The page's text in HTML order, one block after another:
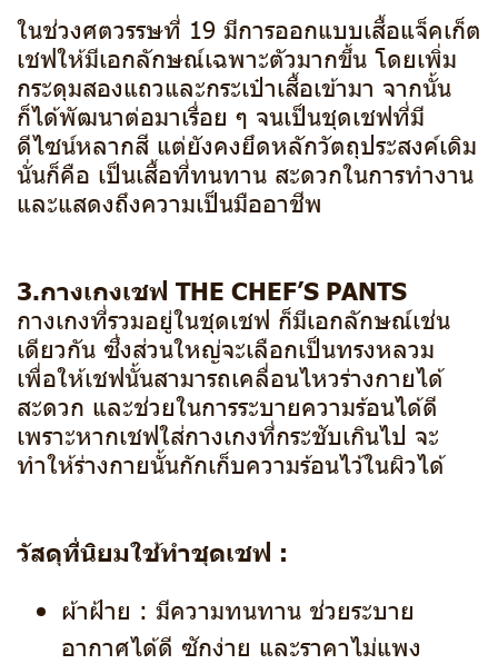
ในช่วงศตวรรษที่ 19 มีการออกแบบเสื้อแจ็คเก็ต
เชฟให้มีเอกลักษณ์เฉพาะตัวมากขึ้น โดยเพิ่ม
กระดุมสองแถวและกระเป๋าเสื้อเข้ามา จากนั้น
ก็ได้พัฒนาต่อมาเรื่อย ๆ จนเป็นชุดเชฟที่มี
ดีไซน์หลากสี แต่ยังคงยึดหลักวัตถุประสงค์เดิม
นั่นก็คือ เป็นเสื้อที่ทนทาน สะดวกในการทำงาน
และแสดงถึงความเป็นมืออาชีพ
3.กางเกงเชฟ THE CHEF’S PANTS
กางเกงที่รวมอยู่ในชุดเชฟ ก็มีเอกลักษณ์เช่น
เดียวกัน ซึ่งส่วนใหญ่จะเลือกเป็นทรงหลวม
เพื่อให้เชฟนั้นสามารถเคลื่อนไหวร่างกายได้
สะดวก และช่วยในการระบายความร้อนได้ดี
เพราะหากเชฟใส่กางเกงที่กระชับเกินไป จะ
ทำให้ร่างกายนั้นกักเก็บความร้อนไว้ในผิวได้
วัสดุที่นิยมใช้ทำชุดเชฟ :
ผ้าฝ้าย : มีความทนทาน ช่วยระบาย
อากาศได้ดี ซักง่าย และราคาไม่แพง